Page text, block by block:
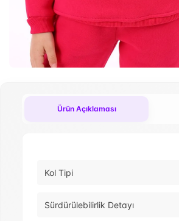
Ürün Açıklaması
Kol Tipi
Sürdürülebilirlik Detayı